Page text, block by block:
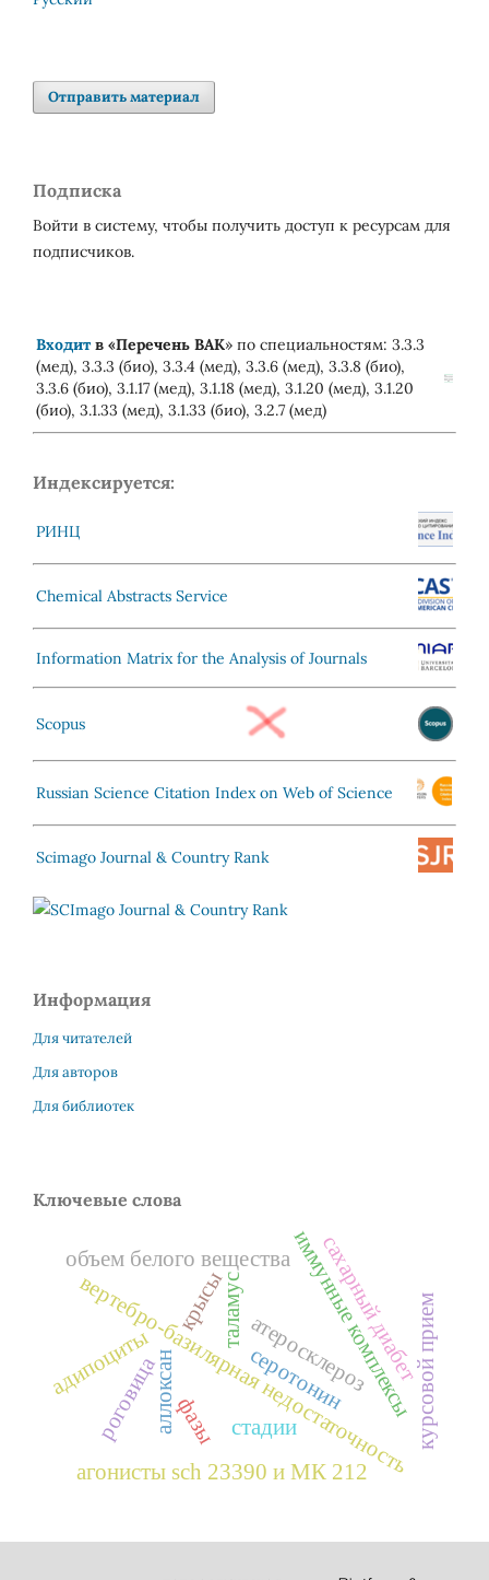
Отправить материал
Подписка
Войти в систему, чтобы получить доступ к ресурсам для
подписчиков.
Входит в «Перечень ВАК» по специальностям: 3.3.3
(мед), 3.3.3 (био), 3.3.4 (мед), 3.3.6 (мед), 3.3.8 (био),
3.3.6 (био), 3.1.17 (мед), 3.1.18 (мед), 3.1.20 (мед), 3.1.20
(био), 3.1.33 (мед), 3.1.33 (био), 3.2.7 (мед)
Индексируется:
РИНЦ
Chemical Abstracts Service
Information Matrix for the Analysis of Journals
Scopus
Russian Science Citation Index on Web of Science
Scimago Journal & Country Rank
Информация
Для читателей
Для авторов
Для библиотек
Ключевые слова
вертебро-базилярная недостаточность
атеросклероз
иммунные комплексы
таламус
объем белого вещества сахарный диабет
адипоцитыаллоксанфазы стадии
роговица серотонин
агонисты sch 23390 и МК 212
крысы курсовой прием